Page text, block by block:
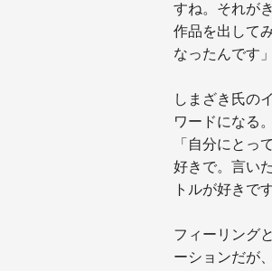
すね。それが
作品を出して
なったんです」
しまざき氏の
ワードになる
「自分にとっ
好きで。言い
トルが好きで
フィーリング
ーションだが